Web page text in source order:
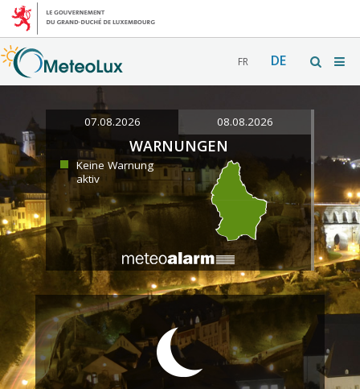
FR DE
07.08.2026 08.08.2026
WARNUNGEN
Keine Warnung
aktiv